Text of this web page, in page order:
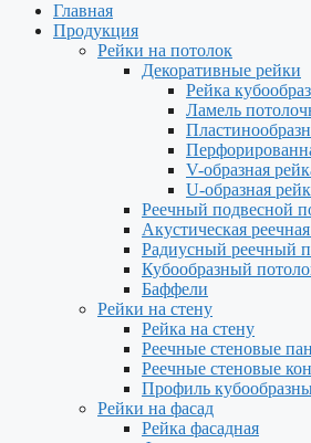
Главная
Продукция
Рейки на потолок
Декоративные рейки
Рейка
Ламель
V-образная
U-образная
Реечный подвесной
Акустическая
Радиусный реечный
Кубообразный
Баффели
Рейки на стену
Рейка на стену
Реечные стеновые
Реечные стеновые
Профиль
Рейки на фасад
Рейка фасадная